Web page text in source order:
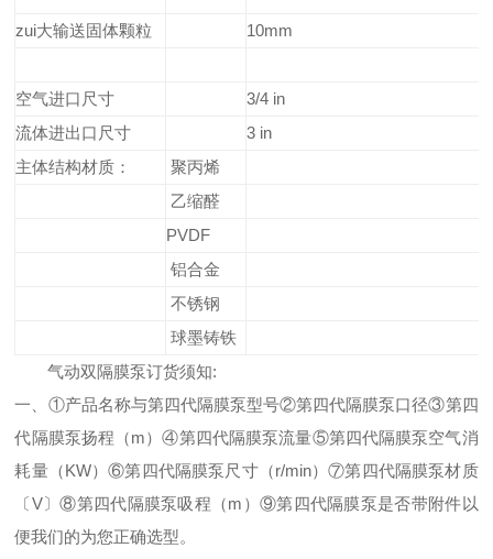
zui大输送固体颗粒 10mm
空气进口尺寸
3/4 in
流体进出口尺寸
3 in
主体结构材质：
聚丙烯
乙缩醛
PVDF
铝合金
不锈钢
球墨铸铁
气动双隔膜泵订货须知:
一 、①产品名称与第四代隔膜泵型号②第四代隔膜泵口径③第四
代隔膜泵扬程（m）④第四代隔膜泵流量⑤第四代隔膜泵空气消
耗量（KW）⑥第四代隔膜泵尺寸（r/min）⑦第四代隔膜泵材质
〔V〕⑧第四代隔膜泵吸程（m）⑨第四代隔膜泵是否带附件以
便我们的为您正确选型。